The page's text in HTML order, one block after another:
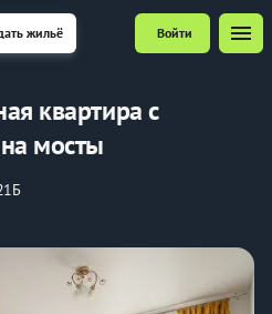
жильё Войти menu
квартира с
мосты